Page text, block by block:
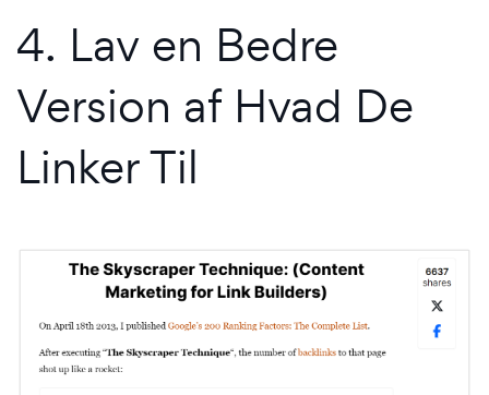
4. Lav en Bedre
Version af Hvad De
Linker Til